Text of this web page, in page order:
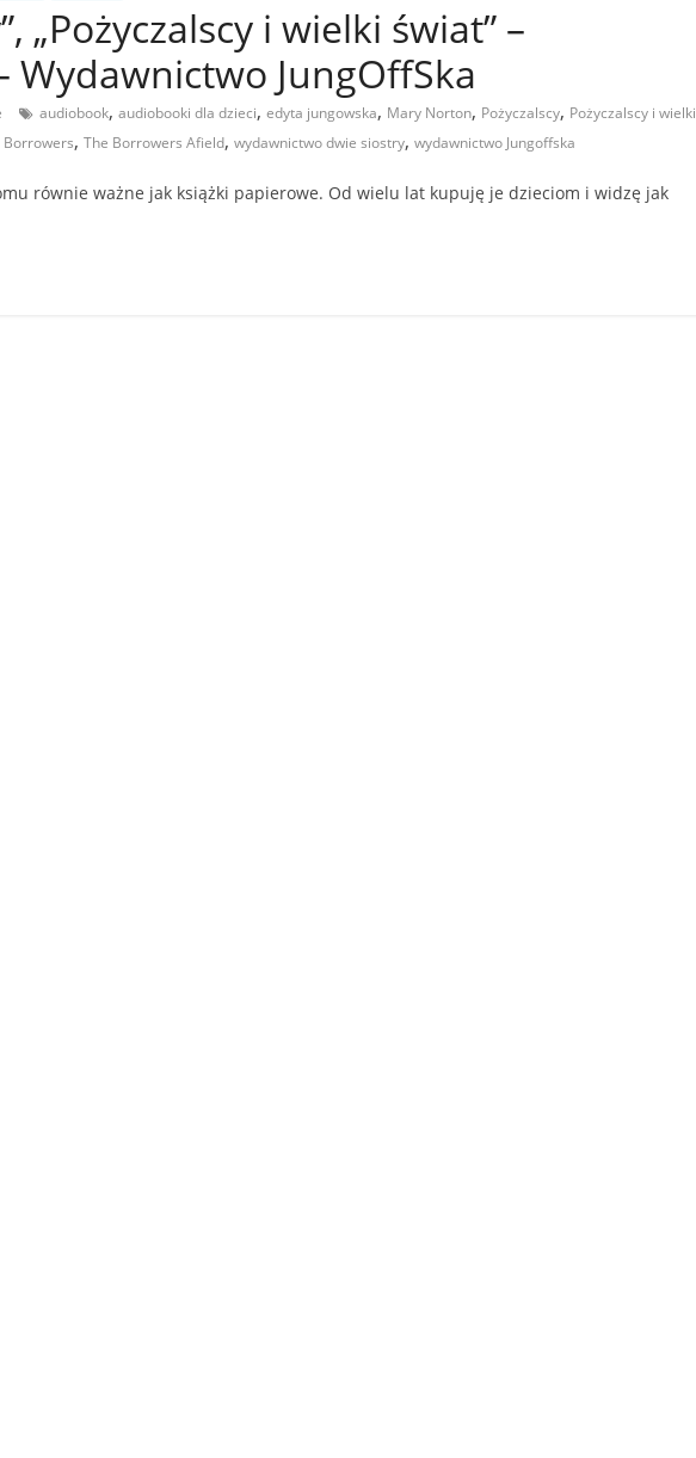
„Pożyczalscy i wielki świat” –
Wydawnictwo JungOffSka
audiobook, audiobooki dla dzieci, edyta jungowska, Mary Norton, Pożyczalscy, Pożyczalscy i wielki
Borrowers, The Borrowers Afield, wydawnictwo dwie siostry, wydawnictwo Jungoffska
równie ważne jak książki papierowe. Od wielu lat kupuję je dzieciom i widzę jak